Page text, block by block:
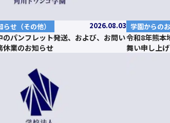
せ（その他） 2026.08.03
のパンフレット発送、および、お問い
休業のお知らせ
学園からの
令和8年熊本
舞い申し上げ